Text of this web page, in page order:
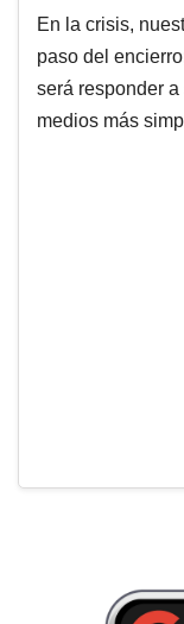
En la crisis,
paso del
será responder
medios más